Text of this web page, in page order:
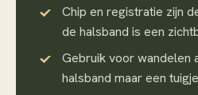
Chip en registratie zijn
de halsband is een
Gebruik voor wandelen
halsband maar een